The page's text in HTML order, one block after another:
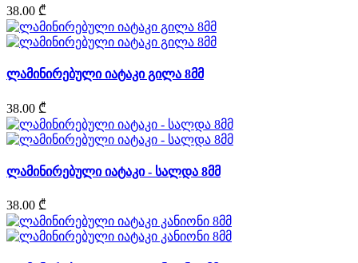
38.00 ₾
ლამინირებული იატაკი გილა 8მმ
38.00 ₾
ლამინირებული იატაკი - სალდა 8მმ
38.00 ₾